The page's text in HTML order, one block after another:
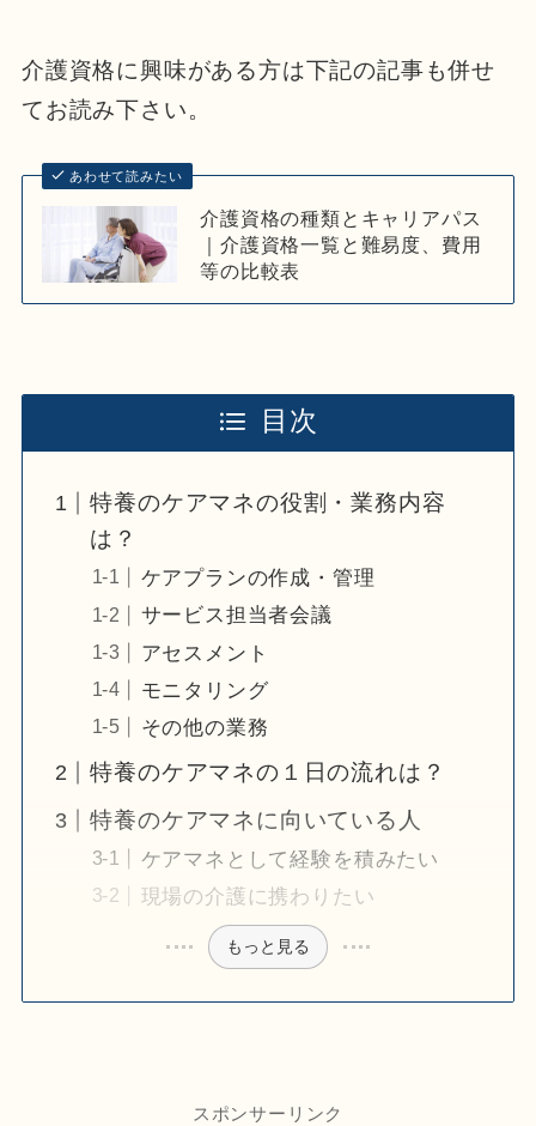
介護資格に興味がある方は下記の記事も併せ
てお読み下さい。
あわせて読みたい
介護資格の種類とキャリアパス
｜介護資格一覧と難易度、費用
等の比較表
目次
特養のケアマネの役割・業務内容
は？
ケアプランの作成・管理
サービス担当者会議
アセスメント
モニタリング
その他の業務
特養のケアマネの１日の流れは？
特養のケアマネに向いている人
ケアマネとして経験を積みたい
現場の介護に携わりたい
もっと見る
スポンサーリンク